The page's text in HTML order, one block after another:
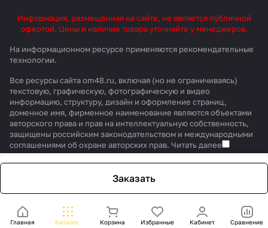
Заказать
Главная Каталог Корзина Избранные Кабинет Сравнение
Информация, размещённая на сайте, не является публичной
офертой. Цены и наличие товара уточняйте у менеджеров.
На информационном ресурсе применяются рекомендательные
технологии.
Все ресурсы сайта om48.ru, включая (но не ограничиваясь)
текстовую, графическую, фотографическую и видео
информацию, структуру, дизайн и оформление страниц,
доменное имя, фирменное наименование являются объектами
авторского права и прав на интеллектуальную собственность,
защищены российским законодательством и международными
соглашениями об охране авторских прав. Читать далее